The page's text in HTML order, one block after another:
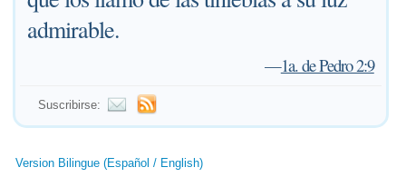
admirable.
—1a. de Pedro 2:9
Suscribirse:
Version Bilingue (Español / English)